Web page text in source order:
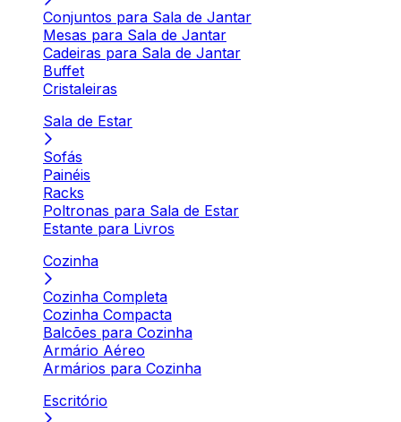
Conjuntos para Sala de Jantar
Mesas para Sala de Jantar
Cadeiras para Sala de Jantar
Buffet
Cristaleiras
Sala de Estar
Sofás
Painéis
Racks
Poltronas para Sala de Estar
Estante para Livros
Cozinha
Cozinha Completa
Cozinha Compacta
Balcões para Cozinha
Armário Aéreo
Armários para Cozinha
Escritório